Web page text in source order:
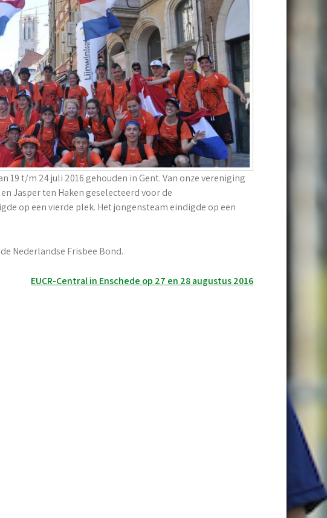
19 t/m 24 juli 2016 gehouden in Gent. Van onze vereniging
Jasper ten Haken geselecteerd voor de
op een vierde plek. Het jongensteam eindigde op een
Nederlandse Frisbee Bond.
EUCR-Central in Enschede op 27 en 28 augustus 2016